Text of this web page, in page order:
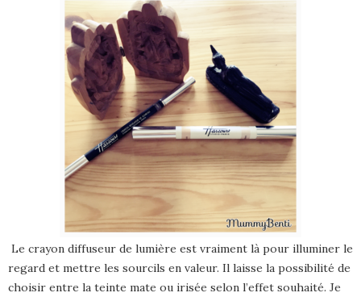
Le crayon diffuseur de lumière est vraiment là pour illuminer le
regard et mettre les sourcils en valeur. Il laisse la possibilité de
choisir entre la teinte mate ou irisée selon l’effet souhaité. Je